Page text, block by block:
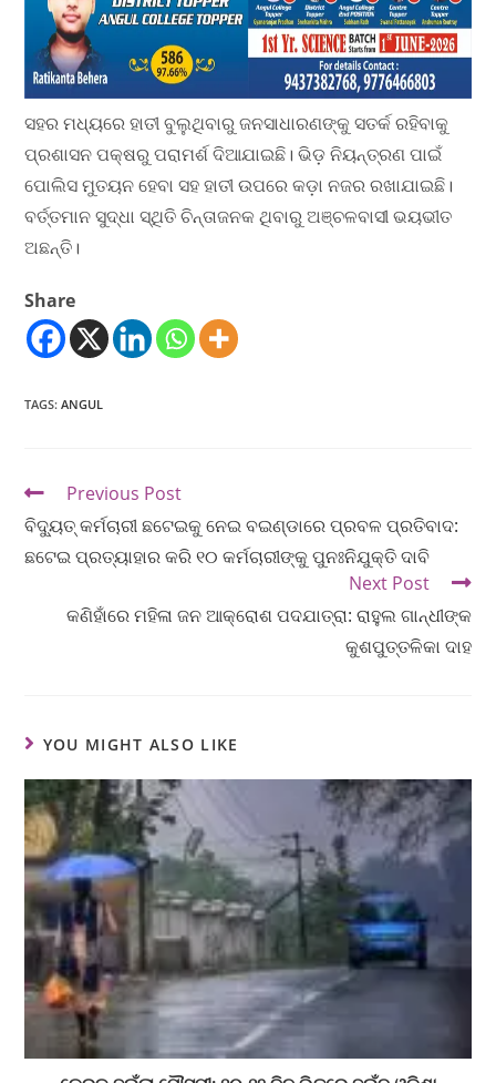
ସହର ମଧ୍ୟରେ ହାତୀ ବୁଲୁଥିବାରୁ ଜନସାଧାରଣଙ୍କୁ ସତର୍କ ରହିବାକୁ
ପ୍ରଶାସନ ପକ୍ଷରୁ ପରାମର୍ଶ ଦିଆଯାଇଛି। ଭିଡ଼ ନିୟନ୍ତ୍ରଣ ପାଇଁ
ପୋଲିସ ମୁତୟନ ହେବା ସହ ହାତୀ ଉପରେ କଡ଼ା ନଜର ରଖାଯାଇଛି।
ବର୍ତ୍ତମାନ ସୁଦ୍ଧା ସ୍ଥିତି ଚିନ୍ତାଜନକ ଥିବାରୁ ଅଞ୍ଚଳବାସୀ ଭୟଭୀତ
ଅଛନ୍ତି।
Share
TAGS:ANGUL
Previous Post
ବିଦ୍ୟୁତ୍ କର୍ମଚାରୀ ଛଟେଇକୁ ନେଇ ବଇଣ୍ଡାରେ ପ୍ରବଳ ପ୍ରତିବାଦ:
ଛଟେଇ ପ୍ରତ୍ୟାହାର କରି ୧୦ କର୍ମଚାରୀଙ୍କୁ ପୁନଃନିଯୁକ୍ତି ଦାବି
Next Post
କଣିହାଁରେ ମହିଳା ଜନ ଆକ୍ରୋଶ ପଦଯାତ୍ରା: ରାହୁଲ ଗାନ୍ଧୀଙ୍କ
କୁଶପୁତ୍ତଳିକା ଦାହ
YOU MIGHT ALSO LIKE